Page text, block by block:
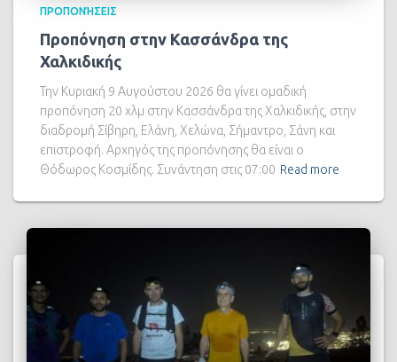
ΠΡΟΠΟΝΉΣΕΙΣ
Προπόνηση στην Κασσάνδρα της
Χαλκιδικής
Την Κυριακή 9 Αυγούστου 2026 θα γίνει ομαδική
προπόνηση 20 χλμ στην Κασσάνδρα της Χαλκιδικής, στην
διαδρομή Σίβηρη, Ελάνη, Χελώνα, Σήμαντρο, Σάνη και
επιστροφή. Αρχηγός της προπόνησης θα είναι ο
Θόδωρος Κοσμίδης. Συνάντηση στις 07:00 Read more